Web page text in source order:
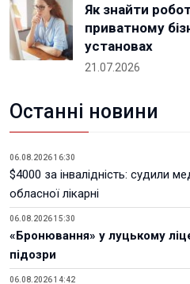
Як знайти
приватному
установах
21.07.2026
Останні новини
06.08.2026 16:30
$4000 за інвалідність: судили
обласної лікарні
06.08.2026 15:30
«Бронювання» у луцькому
підозри
06.08.2026 14:42